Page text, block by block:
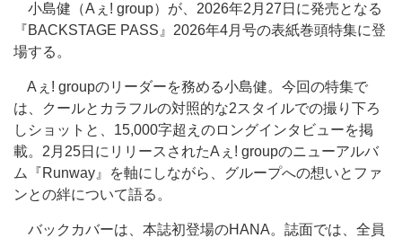
小島健（Aぇ! group）が、2026年2月27日に発売となる
『BACKSTAGE PASS』2026年4月号の表紙巻頭特集に登
場する。
Aぇ! groupのリーダーを務める小島健。今回の特集で
は、クールとカラフルの対照的な2スタイルでの撮り下ろ
しショットと、15,000字超えのロングインタビューを掲
載。2月25日にリリースされたAぇ! groupのニューアルバ
ム『Runway』を軸にしながら、グループへの想いとファ
ンとの絆について語る。
バックカバーは、本誌初登場のHANA。誌面では、全員